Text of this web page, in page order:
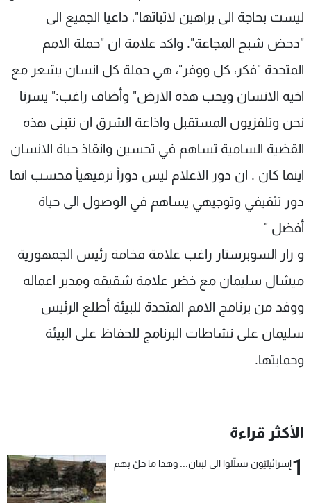
ليست بحاجة الى براهين لاثباتها"، داعيا الجميع الى
"دحض شبح المجاعة". واكد علامة ان "حملة الامم
المتحدة "فكر، كل ووفر"، هي حملة كل انسان يشعر مع
اخيه الانسان ويحب هذه الارض" وأضاف راغب:" يسرنا
نحن وتلفزيون المستقبل واذاعة الشرق ان نتبنى هذه
القضية السامية تساهم في تحسين وانقاذ حياة الانسان
اينما كان . ان دور الاعلام ليس دوراً ترفيهياً فحسب انما
دور تثقيفي وتوجيهي يساهم في الوصول الى حياة
أفضل "
و زار السوبرستار راغب علامة فخامة رئيس الجمهورية
ميشال سليمان مع خضر علامة شقيقه ومدير اعماله
ووفد من برنامج الامم المتحدة للبيئة أطلع الرئيس
سليمان على نشاطات البرنامج للحفاظ على البيئة
وحمايتها.
الأكثر قراءة
1إسرائيليّون تسلّلوا الى لبنان... وهذا ما حلّ بهم